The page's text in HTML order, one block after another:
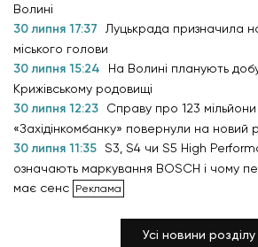
Волині
30 липня 17:37
Луцькрада призначила
міського голови
30 липня 15:24
На Волині планують
Крижівському родовищі
30 липня 12:23
Справу про 123 мільйони
«Західінкомбанку» повернули на новий
30 липня 11:35 S3, S4 чи S5 High
означають маркування BOSCH і чому
має сенс
Усі новини розділу